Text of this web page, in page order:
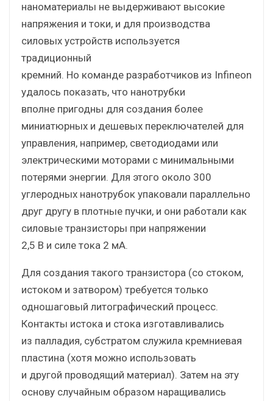
наноматериалы не выдерживают высокие
напряжения и токи, и для производства
силовых устройств используется
традиционный
кремний. Но команде разработчиков из Infineon
удалось показать, что нанотрубки
вполне пригодны для создания более
миниатюрных и дешевых переключателей для
управления, например, светодиодами или
электрическими моторами с минимальными
потерями энергии. Для этого около 300
углеродных нанотрубок упаковали параллельно
друг другу в плотные пучки, и они работали как
силовые транзисторы при напряжении
2,5 В и силе тока 2 мA.
Для создания такого транзистора (со стоком,
истоком и затвором) требуется только
одношаговый литографический процесс.
Контакты истока и стока изготавливались
из палладия, субстратом служила кремниевая
пластина (хотя можно использовать
и другой проводящий материал). Затем на эту
основу случайным образом наращивались